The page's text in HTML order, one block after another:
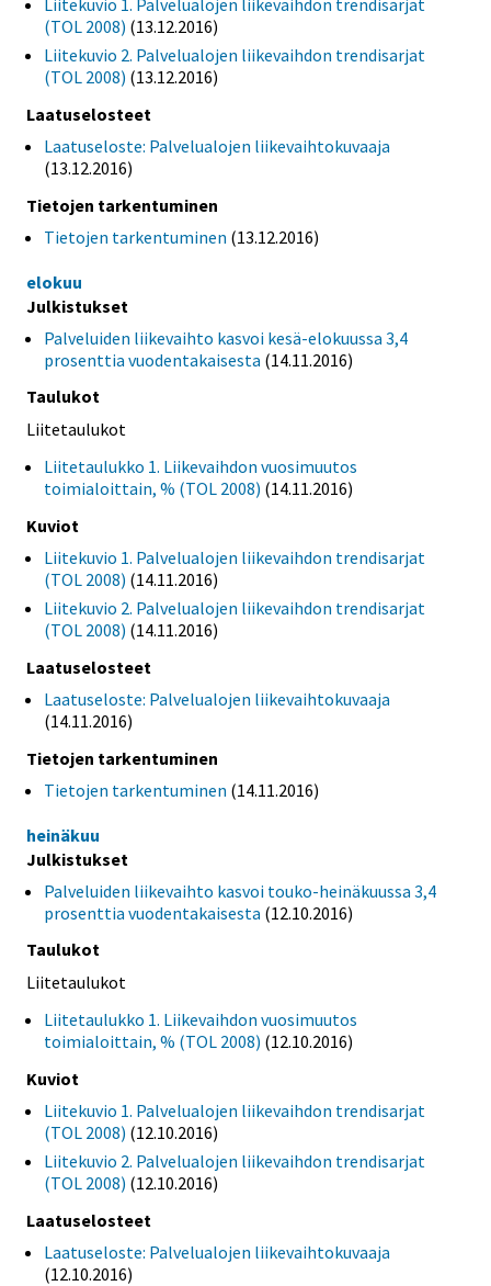
Liitekuvio 1. Palvelualojen liikevaihdon trendisarjat
(TOL 2008) (13.12.2016)
Liitekuvio 2. Palvelualojen liikevaihdon trendisarjat
(TOL 2008) (13.12.2016)
Laatuselosteet
Laatuseloste: Palvelualojen liikevaihtokuvaaja
(13.12.2016)
Tietojen tarkentuminen
Tietojen tarkentuminen (13.12.2016)
elokuu
Julkistukset
Palveluiden liikevaihto kasvoi kesä-elokuussa 3,4
prosenttia vuodentakaisesta (14.11.2016)
Taulukot
Liitetaulukot
Liitetaulukko 1. Liikevaihdon vuosimuutos
toimialoittain, % (TOL 2008) (14.11.2016)
Kuviot
Liitekuvio 1. Palvelualojen liikevaihdon trendisarjat
(TOL 2008) (14.11.2016)
Liitekuvio 2. Palvelualojen liikevaihdon trendisarjat
(TOL 2008) (14.11.2016)
Laatuselosteet
Laatuseloste: Palvelualojen liikevaihtokuvaaja
(14.11.2016)
Tietojen tarkentuminen
Tietojen tarkentuminen (14.11.2016)
heinäkuu
Julkistukset
Palveluiden liikevaihto kasvoi touko-heinäkuussa 3,4
prosenttia vuodentakaisesta (12.10.2016)
Taulukot
Liitetaulukot
Liitetaulukko 1. Liikevaihdon vuosimuutos
toimialoittain, % (TOL 2008) (12.10.2016)
Kuviot
Liitekuvio 1. Palvelualojen liikevaihdon trendisarjat
(TOL 2008) (12.10.2016)
Liitekuvio 2. Palvelualojen liikevaihdon trendisarjat
(TOL 2008) (12.10.2016)
Laatuselosteet
Laatuseloste: Palvelualojen liikevaihtokuvaaja
(12.10.2016)